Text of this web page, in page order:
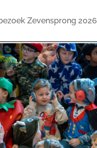
Zevensprong 2026